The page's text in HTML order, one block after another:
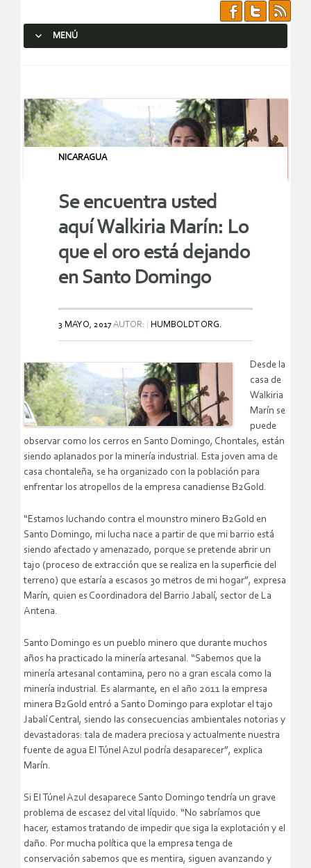
MENÚ
NICARAGUA
Se encuentra usted
aquí Walkiria Marín: Lo
que el oro está dejando
en Santo Domingo
3 MAYO, 2017AUTOR: HUMBOLDT ORG.
Desde la
casa de
Walkiria
Marín se
puede
observar como los cerros en Santo Domingo, Chontales, están
siendo aplanados por la minería industrial. Esta joven ama de
casa chontaleña, se ha organizado con la población para
enfrentar los atropellos de la empresa canadiense B2Gold.
“Estamos luchando contra el mounstro minero B2Gold en
Santo Domingo, mi lucha nace a partir de que mi barrio está
siendo afectado y amenazado, porque se pretende abrir un
tajo (proceso de extracción que se realiza en la superficie del
terreno) que estaría a escasos 30 metros de mi hogar”, expresa
Marín, quien es Coordinadora del Barrio Jabalí, sector de La
Antena.
Santo Domingo es un pueblo minero que durante muchos
años ha practicado la minería artesanal. “Sabemos que la
minería artesanal contamina, pero no a gran escala como la
minería industrial. Es alarmante, en el año 2011 la empresa
minera B2Gold entró a Santo Domingo para explotar el tajo
Jabalí Central, siendo las consecuencias ambientales notorias y
devastadoras: tala de madera preciosa y actualmente nuestra
fuente de agua El Túnel Azul podría desaparecer”, explica
Marín.
Si El Túnel Azul desaparece Santo Domingo tendría un grave
problema de escasez del vital líquido. “No sabríamos que
hacer, estamos tratando de impedir que siga la explotación y el
daño. Por mucha política que la empresa tenga de
conservación sabemos que es mentira, siguen avanzando y